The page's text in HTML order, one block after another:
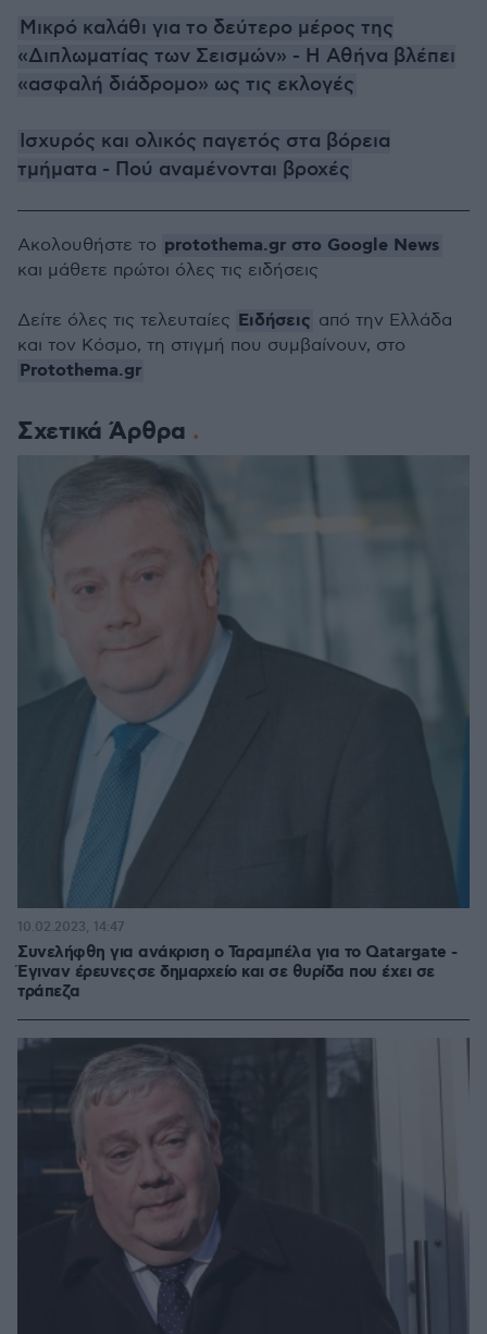
Μικρό καλάθι για το δεύτερο μέρος της
«Διπλωματίας των Σεισμών» - Η Αθήνα βλέπει
«ασφαλή διάδρομο» ως τις εκλογές
Ισχυρός και ολικός παγετός στα βόρεια
τμήματα - Πού αναμένονται βροχές
Σχετικά Άρθρα
Συνελήφθη για ανάκριση ο Ταραμπέλα για το Qatargate -
Έγιναν έρευνες σε δημαρχείο και σε θυρίδα που έχει σε
τράπεζα
10.02.2023, 14:47
Ακολουθήστε το protothema.gr στο Google News
και μάθετε πρώτοι όλες τις ειδήσεις
Δείτε όλες τις τελευταίες Ειδήσεις από την Ελλάδα
και τον Κόσμο, τη στιγμή που συμβαίνουν, στο
Protothema.gr